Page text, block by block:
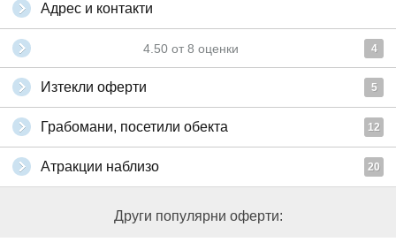
Адрес и контакти
4.50 от 8 оценки 4
Изтекли оферти 5
Грабомани, посетили обекта 12
Атракции наблизо 20
Други популярни оферти: